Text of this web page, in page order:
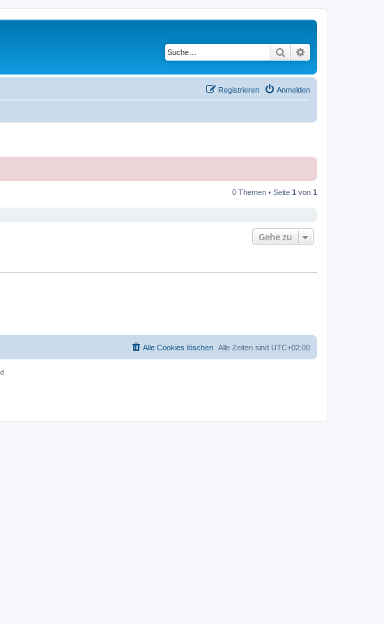
Suche
Anmelden
Registrieren
0 Themen • Seite 1 von 1
Gehe zu
Alle Zeiten sind UTC+02:00
Alle Cookies löschen